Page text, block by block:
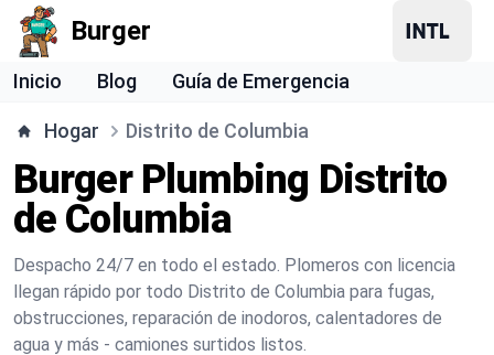
Burger
Inicio Blog Guía de Emergencia
Hogar Distrito de Columbia
Burger Plumbing Distrito
de Columbia
Despacho 24/7 en todo el estado. Plomeros con licencia
llegan rápido por todo Distrito de Columbia para fugas,
obstrucciones, reparación de inodoros, calentadores de
agua y más - camiones surtidos listos.